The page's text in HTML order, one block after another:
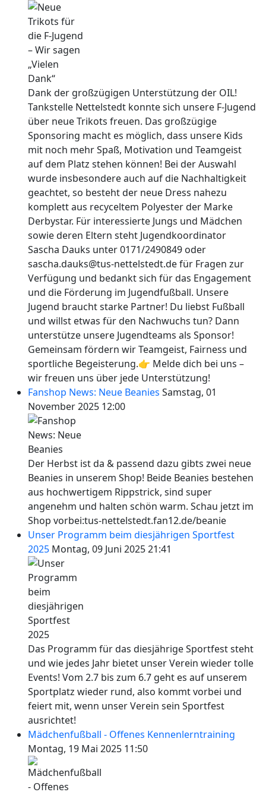
Dank der großzügigen Unterstützung der OIL!
Tankstelle Nettelstedt konnte sich unsere F-Jugend
über neue Trikots freuen. Das großzügige
Sponsoring macht es möglich, dass unsere Kids
mit noch mehr Spaß, Motivation und Teamgeist
auf dem Platz stehen können! Bei der Auswahl
wurde insbesondere auch auf die Nachhaltigkeit
geachtet, so besteht der neue Dress nahezu
komplett aus recyceltem Polyester der Marke
Derbystar. Für interessierte Jungs und Mädchen
sowie deren Eltern steht Jugendkoordinator
Sascha Dauks unter 0171/2490849 oder
sascha.dauks@tus-nettelstedt.de für Fragen zur
Verfügung und bedankt sich für das Engagement
und die Förderung im Jugendfußball. Unsere
Jugend braucht starke Partner! Du liebst Fußball
und willst etwas für den Nachwuchs tun? Dann
unterstütze unsere Jugendteams als Sponsor!
Gemeinsam fördern wir Teamgeist, Fairness und
sportliche Begeisterung.👉 Melde dich bei uns –
wir freuen uns über jede Unterstützung!
Fanshop News: Neue Beanies Samstag, 01
November 2025 12:00
Der Herbst ist da & passend dazu gibts zwei neue
Beanies in unserem Shop! Beide Beanies bestehen
aus hochwertigem Rippstrick, sind super
angenehm und halten schön warm. Schau jetzt im
Shop vorbei:tus-nettelstedt.fan12.de/beanie
Unser Programm beim diesjährigen Sportfest
2025 Montag, 09 Juni 2025 21:41
Das Programm für das diesjährige Sportfest steht
und wie jedes Jahr bietet unser Verein wieder tolle
Events! Vom 2.7 bis zum 6.7 geht es auf unserem
Sportplatz wieder rund, also kommt vorbei und
feiert mit, wenn unser Verein sein Sportfest
ausrichtet!
Mädchenfußball - Offenes Kennenlerntraining
Montag, 19 Mai 2025 11:50